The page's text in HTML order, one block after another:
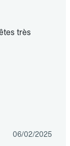
très
06/02/2025